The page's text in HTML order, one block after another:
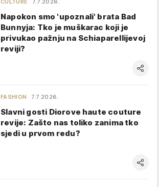
CULTURE 7.7.2026.
Napokon smo 'upoznali' brata Bad
Bunnyja: Tko je muškarac koji je
privukao pažnju na Schiaparellijevoj
reviji?
FASHION 7.7.2026.
Slavni gosti Diorove haute couture
revije: Zašto nas toliko zanima tko
sjedi u prvom redu?